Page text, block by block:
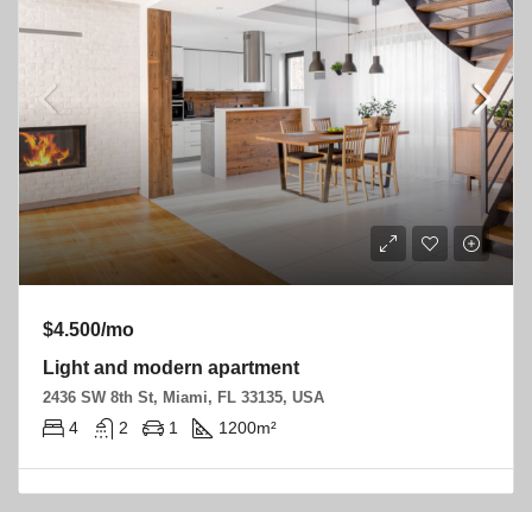
$4.500/mo
Light and modern apartment
2436 SW 8th St, Miami, FL 33135, USA
4 2 1 1200m²